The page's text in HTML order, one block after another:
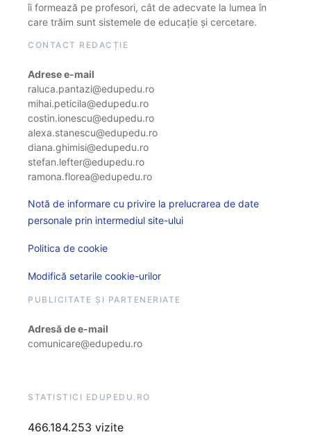
îi formează pe profesori, cât de adecvate la lumea în
care trăim sunt sistemele de educație și cercetare.
CONTACT REDACȚIE
Adrese e-mail
raluca.pantazi@edupedu.ro
mihai.peticila@edupedu.ro
costin.ionescu@edupedu.ro
alexa.stanescu@edupedu.ro
diana.ghimisi@edupedu.ro
stefan.lefter@edupedu.ro
ramona.florea@edupedu.ro
Notă de informare cu privire la prelucrarea de date
personale prin intermediul site-ului
Politica de cookie
Modifică setarile cookie-urilor
PUBLICITATE ȘI PARTENERIATE
Adresă de e-mail
comunicare@edupedu.ro
STATISTICI EDUPEDU.RO
466.184.253 vizite